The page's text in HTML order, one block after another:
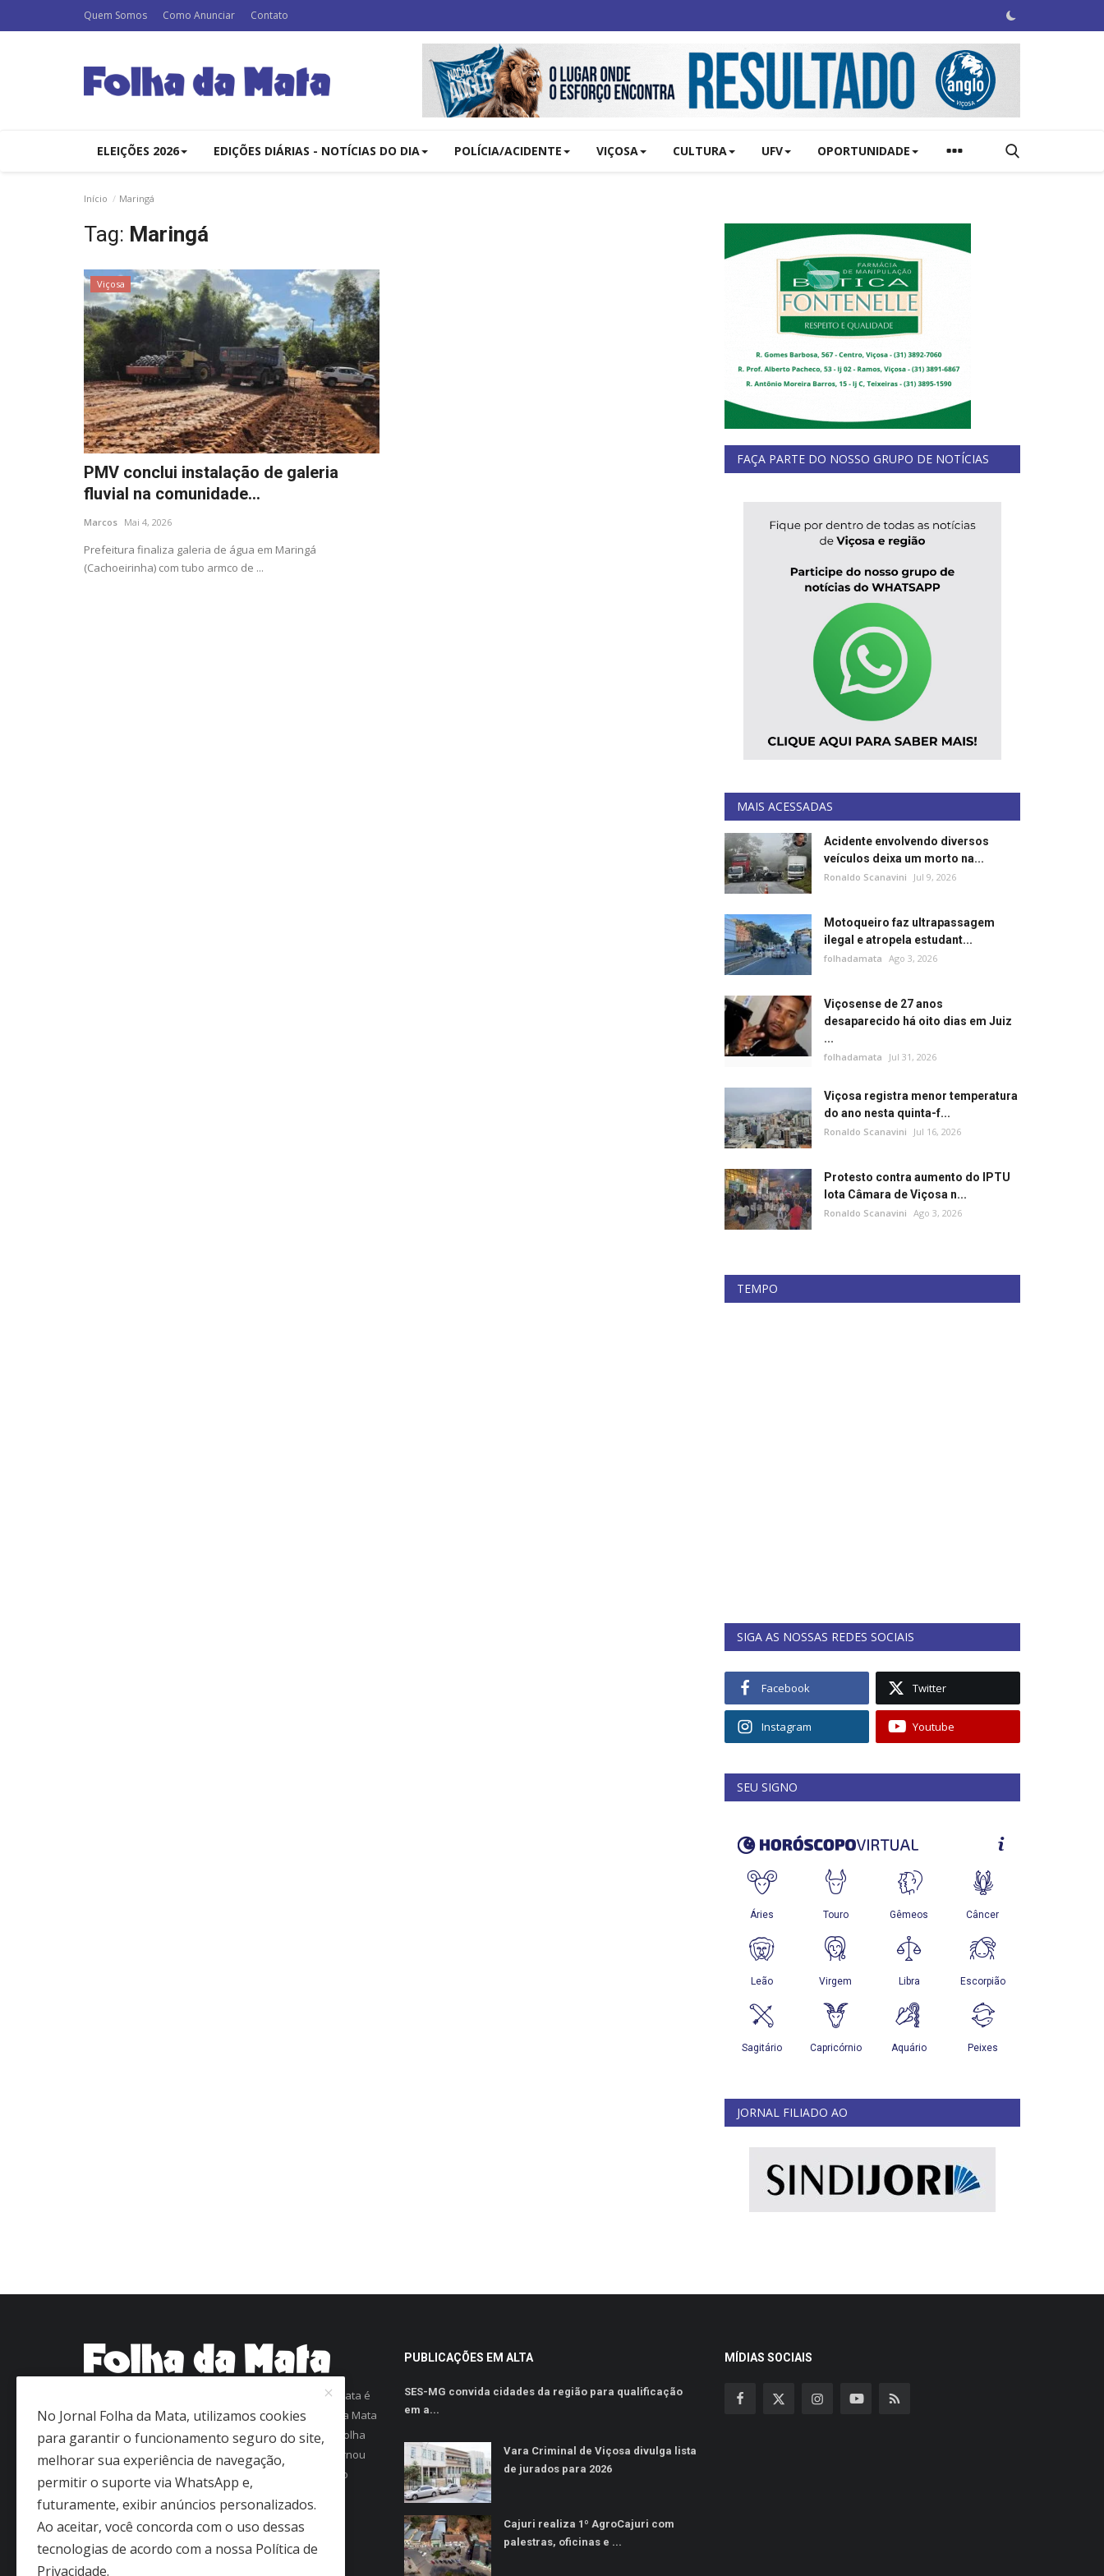
Quem Somos Como Anunciar Contato
ELEIÇÕES 2026 EDIÇÕES DIÁRIAS - NOTÍCIAS DO DIA POLÍCIA/ACIDENTE VIÇOSA CULTURA UFV OPORTUNIDADE
Início Maringá
Tag: Maringá
Viçosa
PMV conclui instalação de galeria
fluvial na comunidade...
Marcos Mai 4, 2026
Prefeitura finaliza galeria de água em Maringá
(Cachoeirinha) com tubo armco de ...
FAÇA PARTE DO NOSSO GRUPO DE NOTÍCIAS
MAIS ACESSADAS
Acidente envolvendo diversos
veículos deixa um morto na...
Ronaldo Scanavini Jul 9, 2026
Motoqueiro faz ultrapassagem
ilegal e atropela estudant...
folhadamata Ago 3, 2026
Viçosense de 27 anos
desaparecido há oito dias em Juiz
...
folhadamata Jul 31, 2026
Viçosa registra menor temperatura
do ano nesta quinta-f...
Ronaldo Scanavini Jul 16, 2026
Protesto contra aumento do IPTU
lota Câmara de Viçosa n...
Ronaldo Scanavini Ago 3, 2026
TEMPO
SIGA AS NOSSAS REDES SOCIAIS
Facebook Twitter
Instagram Youtube
SEU SIGNO
JORNAL FILIADO AO
Com mais de 60 anos de história, o jornal Folha da Mata é
uma referência em informação na região da Zona da Mata
Mineira. Fundado em 1963 como Folha de Viçosa, o Folha
da Mata conquistou a confiança dos leitores e se tornou
um dos jornais mais antigos em circulação regular no
interior de Minas Gerais.
PUBLICAÇÕES EM ALTA
SES-MG convida cidades da região para qualificação
em a...
Vara Criminal de Viçosa divulga lista
de jurados para 2026
Cajuri realiza 1º AgroCajuri com
palestras, oficinas e ...
MÍDIAS SOCIAIS
No Jornal Folha da Mata, utilizamos cookies
para garantir o funcionamento seguro do site,
melhorar sua experiência de navegação,
permitir o suporte via WhatsApp e,
futuramente, exibir anúncios personalizados.
Ao aceitar, você concorda com o uso dessas
tecnologias de acordo com a nossa Política de
Privacidade.